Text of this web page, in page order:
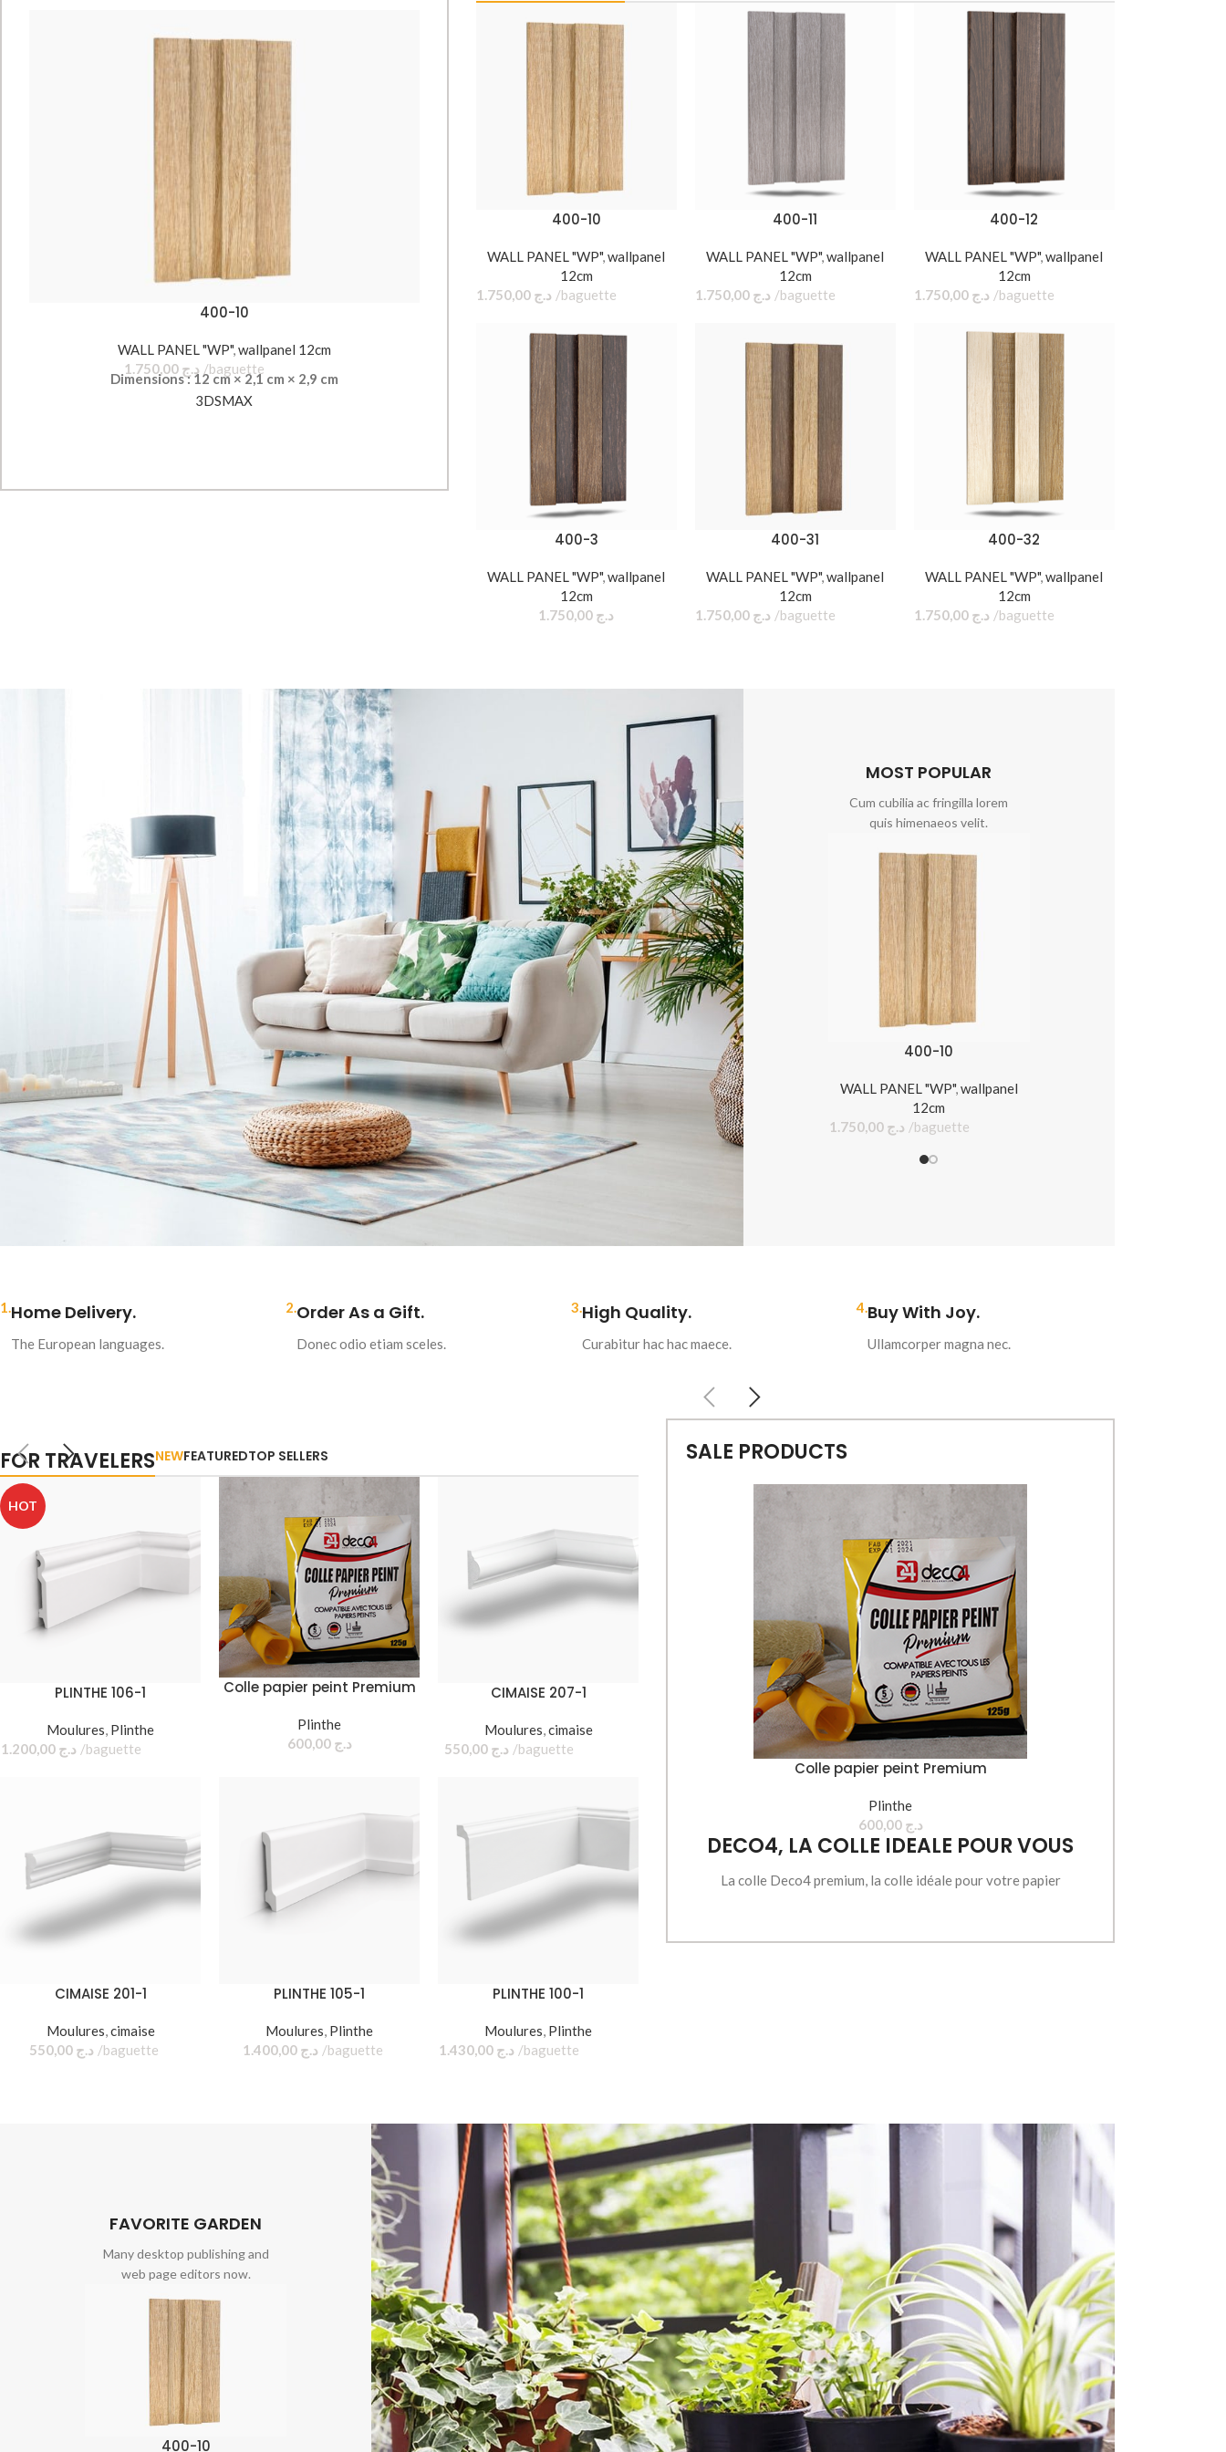
400-10
WALL PANEL "WP",wallpanel 12cm
د.ج
Dimensions : 12 cm × 2,1 cm × 2,9 cm
3DSMAX
400-11
WALL PANEL "WP"
د.ج 1.750,00
Dimension : 12 cm × 2,1 cm × 2,9 cm
Télécharger la version
:• Sketchup
400-12
WALL PANEL "WP" , wallpanel 12cm
د.ج 1.750,00
Dimension : 12 cm × 2,1 cm × 2,9 cm
Sketchup
400-10
WALL PANEL "WP",wallpanel
12cm
د.ج
400-11
WALL PANEL "WP",wallpanel
12cm
د.ج
400-12
WALL PANEL "WP",wallpanel
12cm
د.ج
400-3
WALL PANEL "WP",wallpanel
12cm
د.ج
400-31
WALL PANEL "WP",wallpanel
12cm
د.ج
400-32
WALL PANEL "WP",wallpanel
12cm
د.ج
MOST POPULAR
Cum cubilia ac fringilla lorem
quis himenaeos velit.
400-10
WALL PANEL "WP",wallpanel
12cm
د.ج 1.750,00
1. Home Delivery.
The European languages.
2. Order As a Gift.
Donec odio etiam sceles.
3. High Quality.
Curabitur hac hac maece.
4. Buy With Joy.
Ullamcorper magna nec.
FOR TRAVELERSNEWFEATUREDTOP SELLERS
HOT
PLINTHE 106-1
Moulures, Plinthe
د.ج 1.200,00
Colle papier peint Premium
Plinthe
د.ج 600,00
CIMAISE 207-1
Moulures,cimaise
د.ج 550,00
CIMAISE 201-1
Moulures,cimaise
د.ج 550,00
PLINTHE 105-1
Moulures, Plinthe
د.ج 1.400,00
PLINTHE 100-1
Moulures, Plinthe
د.ج 1.430,00
SALE PRODUCTS
Colle papier peint Premium
Plinthe
د.ج 600,00
DECO4, LA COLLE IDEALE POUR VOUS
La colle Deco4 premium, la colle idéale pour votre papier
COMPATIBLE AVEC TOUS LES PAPIERS PEINT
FAVORITE GARDEN
Many desktop publishing and
web page editors now.
400-10